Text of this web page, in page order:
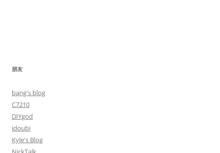
朋友
bang's blog
C7210
DIYgod
idoubi
Kyle's Blog